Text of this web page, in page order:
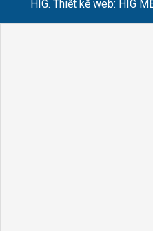
HIG. Thiết kế web: HIG